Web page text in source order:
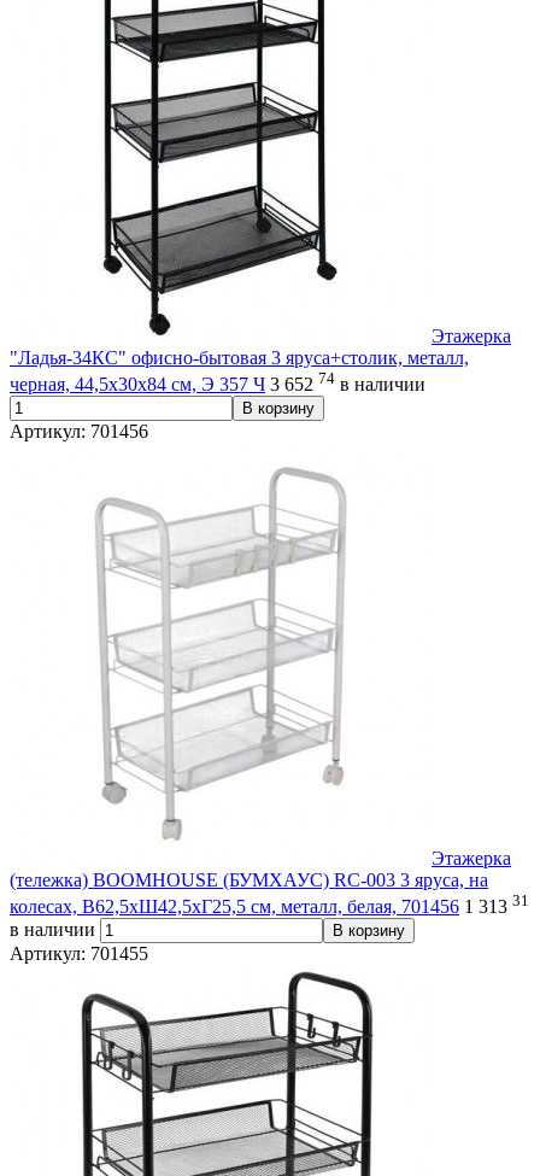
Этажерка
"Ладья-34КС" офисно-бытовая 3 яруса+столик, металл,
черная, 44,5х30х84 см, Э 357 Ч 3 652 74 в наличии
В корзину
Артикул: 701456
Этажерка
(тележка) BOOMHOUSE (БУМХАУС) RC-003 3 яруса, на
колесах, В62,5хШ42,5хГ25,5 см, металл, белая, 701456 1 313 31
в наличии В корзину
Артикул: 701455